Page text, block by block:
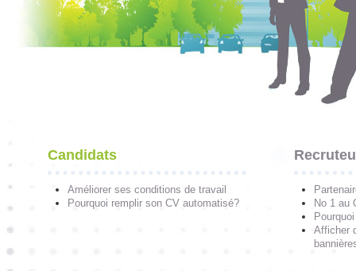
Candidats
Améliorer ses conditions de travail
Pourquoi remplir son CV automatisé?
No 1 au
Afficher